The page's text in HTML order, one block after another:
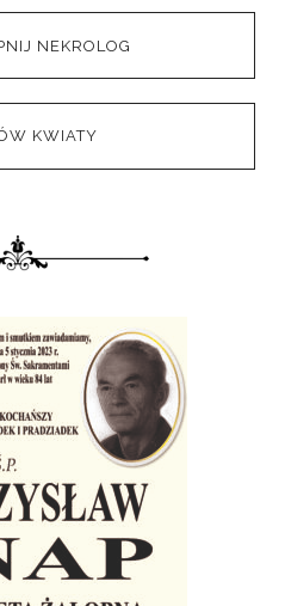
NEKROLOG
KWIATY